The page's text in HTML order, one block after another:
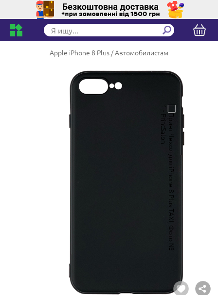
Apple iPhone 8 Plus Автомобилистам